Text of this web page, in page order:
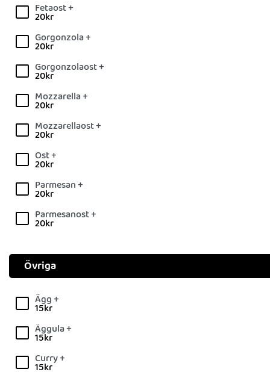
Fetaost +
20kr
Gorgonzola +
20kr
Gorgonzolaost +
20kr
Mozzarella +
20kr
Mozzarellaost +
20kr
Ost +
20kr
Parmesan +
20kr
Parmesanost +
20kr
Övriga
Ägg +
15kr
Äggula +
15kr
Curry +
15kr